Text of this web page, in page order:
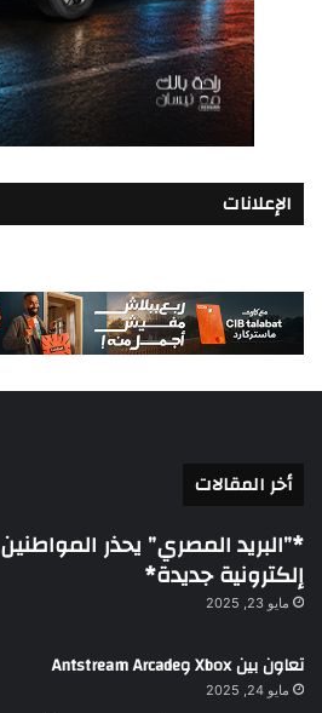
الإعلانات
أخر المقالات
*”البريد المصري” يحذر
إلكترونية جديدة*
مايو 23, 2025
تعاون بين Xbox وAntstream Arcade
مايو 24, 2025